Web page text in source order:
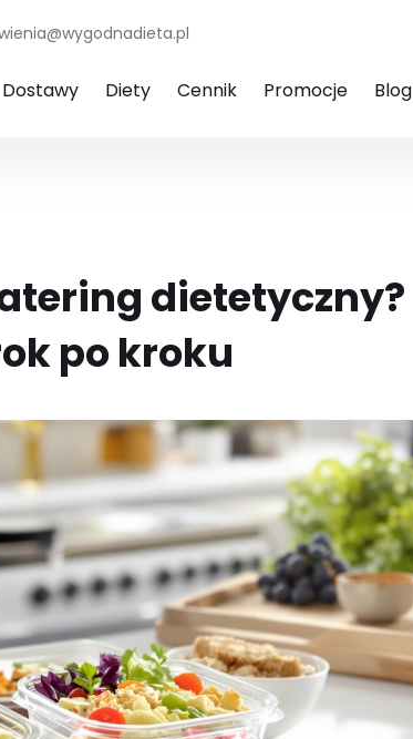
Dostawy Diety Cennik Promocje Blog
dietetyczny?
po kroku